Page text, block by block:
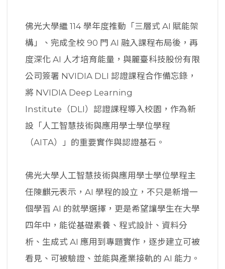
佛光大學繼 114 學年度推動「三層式 AI 賦能架
構」、完成全校 90 門 AI 融入課程布局後，再
度深化 AI 人才培育能量，與麗臺科技股份有限
公司簽署 NVIDIA DLI 認證課程合作備忘錄，
將 NVIDIA Deep Learning
Institute（DLI）認證課程導入校園，作為新
設「人工智慧技術與應用學士學位學程
（AITA）」的重要實作與認證基石。
佛光大學人工智慧技術與應用學士學位學程主
任陳麒元表示，AI 學程的設立，不只是新增一
個學習 AI 的就學選擇，更是希望讓學生在大學
四年中，能從基礎素養、程式設計、資料分
析、生成式 AI 應用到專題實作，逐步建立可被
看見、可被驗證、並能與產業接軌的 AI 能力。